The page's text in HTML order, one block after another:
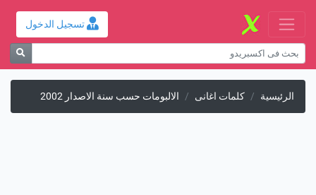
تسجيل الدخول
الرئيسية كلمات اغانى الالبومات حسب سنة الاصدار 2002